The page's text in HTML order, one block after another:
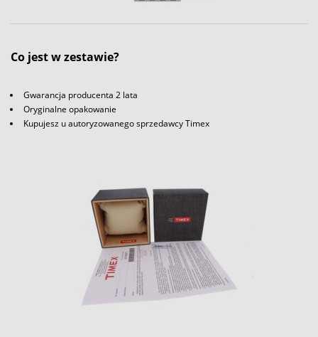
Co jest w zestawie?
Gwarancja producenta 2 lata
Oryginalne opakowanie
Kupujesz u autoryzowanego sprzedawcy Timex